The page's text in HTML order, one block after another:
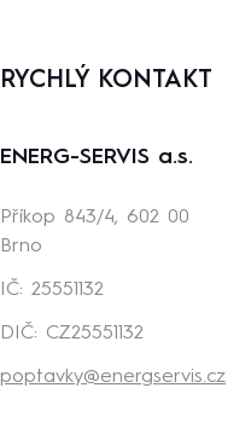
RYCHLÝ KONTAKT
ENERG-SERVIS a.s.
Příkop 843/4, 602 00
Brno
IČ: 25551132
DIČ: CZ25551132
poptavky@energservis.cz